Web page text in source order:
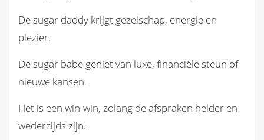
De sugar daddy krijgt gezelschap, energie en
plezier.
De sugar babe geniet van luxe, financiële steun of
nieuwe kansen.
Het is een win-win, zolang de afspraken helder en
wederzijds zijn.